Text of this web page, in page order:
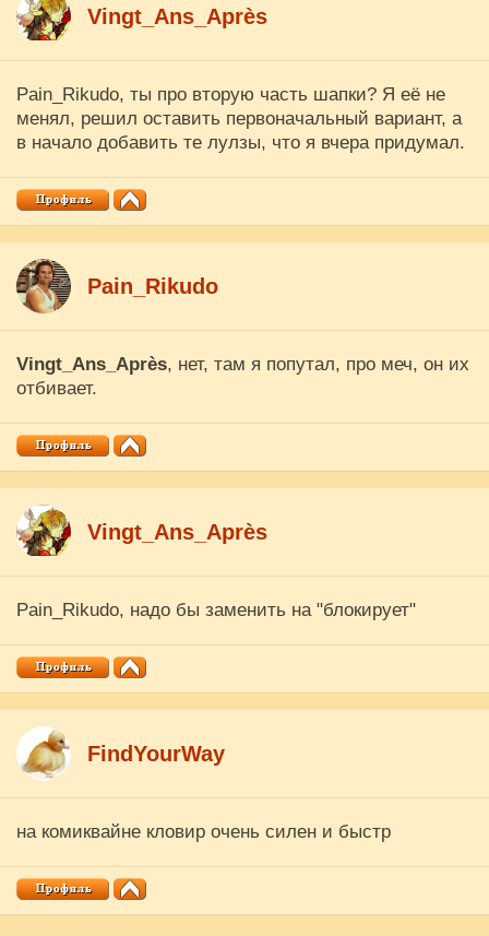
Vingt_Ans_Après
Pain_Rikudo, ты про вторую часть шапки? Я её не
менял, решил оставить первоначальный вариант, а
в начало добавить те лулзы, что я вчера придумал.
Pain_Rikudo
Vingt_Ans_Après, нет, там я попутал, про меч, он их
отбивает.
Vingt_Ans_Après
Pain_Rikudo, надо бы заменить на "блокирует"
FindYourWay
на комиквайне кловир очень силен и быстр